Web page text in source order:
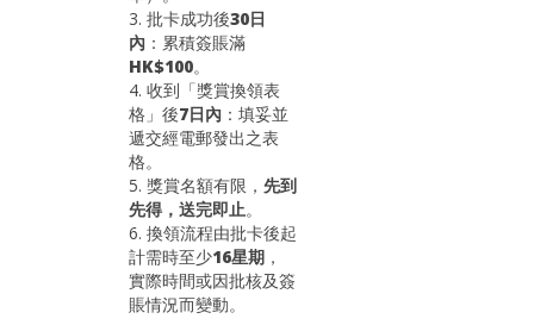
3. 批卡成功後30日
內 ：累積簽賬滿
HK$100。
4. 收到「獎賞換領表
格」後7日內 ：填妥並
遞交經電郵發出之表
格。
5. 獎賞名額有限， 先到
先得，送完即止。
6. 換領流程由批卡後起
計需時至少16星期 ，
實際時間或因批核及簽
賬情況而變動。